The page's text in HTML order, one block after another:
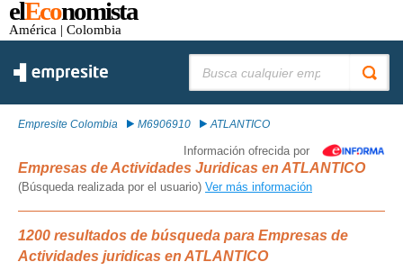
elEconomista
América | Colombia
Empresite Colombia M6906910 ATLANTICO
Información ofrecida por
Empresas de Actividades Juridicas en ATLANTICO
(Búsqueda realizada por el usuario) Ver más información
1200 resultados de búsqueda para Empresas de
Actividades juridicas en ATLANTICO